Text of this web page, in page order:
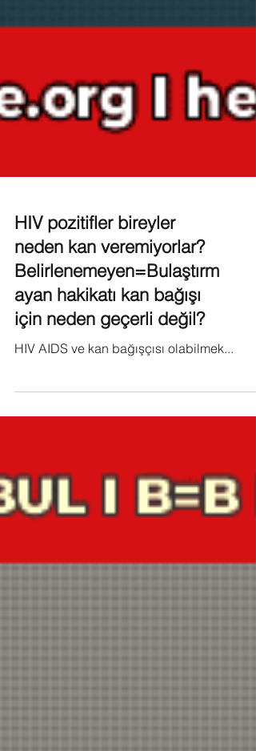
HIV pozitifler bireyler
neden kan veremiyorlar?
Belirlenemeyen=Bulaştırm
ayan hakikatı kan bağışı
HIV AIDS ve kan bağışçısı olabilmek...